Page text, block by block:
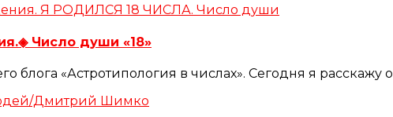
Число души «18»
блога «Астротипология в числах». Сегодня я